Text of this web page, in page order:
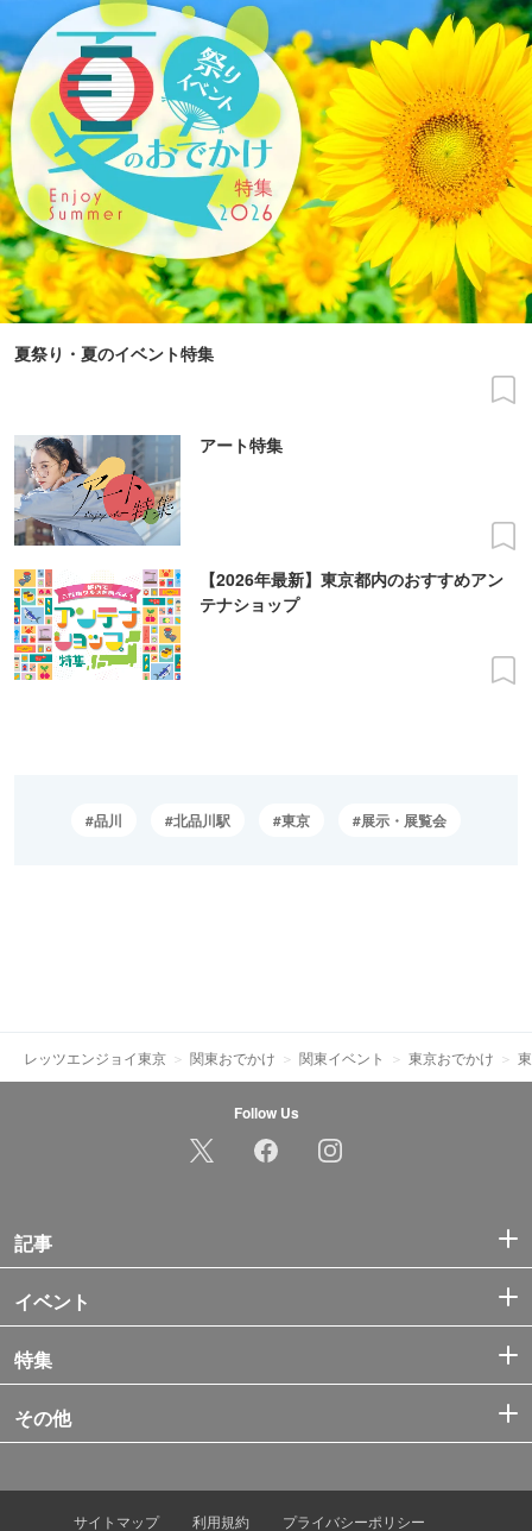
夏祭り・夏のイベント特集
アート特集
【2026年最新】東京都内のおすすめアン
テナショップ
品川 北品川駅 東京 展示・展覧会
レッツエンジョイ東京 関東おでかけ 関東イベント 東京おでかけ
Follow Us
記事
イベント
特集
その他
サイトマップ 利用規約 プライバシーポリシー